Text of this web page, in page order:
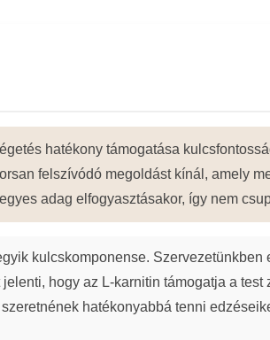
hatékony támogatása
felszívódó megoldást kínál, amely
adag elfogyasztásakor, így nem
kulcskomponense.
hogy az L-karnitin támogatja a
hatékonyabbá tenni